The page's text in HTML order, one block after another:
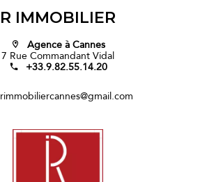
R IMMOBILIER
Agence à Cannes
7 Rue Commandant Vidal
+33.9.82.55.14.20
rimmobiliercannes@gmail.com